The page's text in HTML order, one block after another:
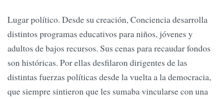
Lugar político. Desde su creación, Conciencia desarrolla
distintos programas educativos para niños, jóvenes y
adultos de bajos recursos. Sus cenas para recaudar fondos
son históricas. Por ellas desfilaron dirigentes de las
distintas fuerzas políticas desde la vuelta a la democracia,
que siempre sintieron que les sumaba vincularse con una